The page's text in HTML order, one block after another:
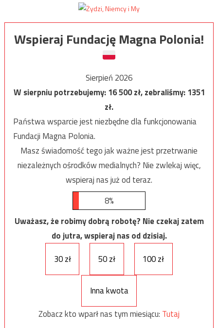
Wspieraj Fundację Magna Polonia!
Sierpień 2026
W sierpniu potrzebujemy:16 500zł, zebraliśmy:1351
zł.
Państwa wsparcie jest niezbędne dla funkcjonowania
Fundacji Magna Polonia.
Masz świadomość tego jak ważne jest przetrwanie
niezależnych ośrodków medialnych? Nie zwlekaj więc,
wspieraj nas już od teraz.
8%
Uważasz, że robimy dobrą robotę? Nie czekaj zatem
do jutra, wspieraj nas od dzisiaj.
30 zł
50 zł 100 zł
Inna kwota
Zobacz kto wparł nas tym miesiącu: Tutaj